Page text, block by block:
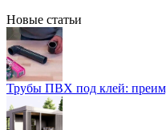
Новые статьи
Трубы ПВХ под клей: